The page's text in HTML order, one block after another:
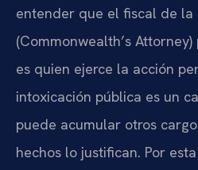
entender que el fiscal de la
(Commonwealth’s
es quien ejerce la acción
intoxicación pública es un
puede acumular otros
hechos lo justifican. Por